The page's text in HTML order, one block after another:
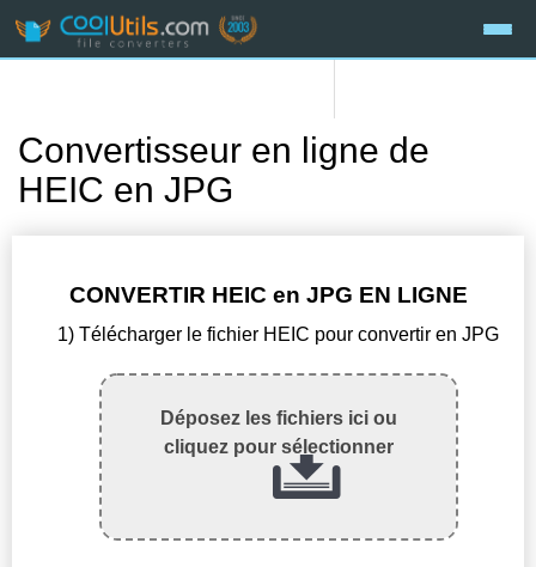
Convertisseur en ligne de
HEIC en JPG
CONVERTIR HEIC en JPG EN LIGNE
1) Télécharger le fichier HEIC pour convertir en JPG
Déposez les fichiers ici ou
cliquez pour sélectionner